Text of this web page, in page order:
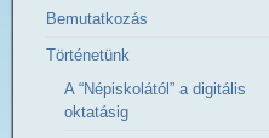
Bemutatkozás
Történetünk
A “Népiskolától” a digitális
oktatásig